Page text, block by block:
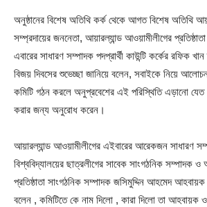
অনুষ্ঠানের বিশেষ অতিথি কর্ক থেকে আগত বিশেষ অতিথি
সম্প্রদায়ের জননেতা, আয়ারল্যান্ড আওয়ামীলীগের
এবারের সাধারণ সম্পাদক পদপ্রার্থী কাউন্টি কর্কের রফিক
বিজয় দিবসের শুভেচ্ছা জানিয়ে বলেন, সবাইকে নিয়ে
কমিটি গঠন করলে অনুপ্রবেশের এই পরিস্থিতি এড়ানো
করার জন্য অনুরোধ করেন।
আয়ারল্যান্ড আওয়ামীলীগের এইবারের আরেকজন সাধারণ
বিশ্ববিদ্যালয়ের ছাত্রলীগের সাবেক সাংগঠনিক সম্পাদক ও
প্রতিষ্ঠাতা সাংগঠনিক সম্পাদক জসিমুদ্দিন আহমেদ
বলেন , কমিটিতে কে নাম দিলো , কারা দিলো তা আহবায়ক